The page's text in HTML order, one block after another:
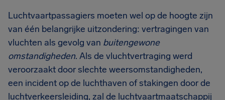
Luchtvaartpassagiers moeten wel op de hoogte zijn
van één belangrijke uitzondering: vertragingen van
vluchten als gevolg van buitengewone
omstandigheden. Als de vluchtvertraging werd
veroorzaakt door slechte weersomstandigheden,
een incident op de luchthaven of stakingen door de
luchtverkeersleiding, zal de luchtvaartmaatschappij